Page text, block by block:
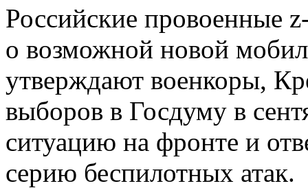
Российские провоенные
о возможной новой
утверждают военкоры,
выборов в Госдуму в
ситуацию на фронте и
серию беспилотных атак.